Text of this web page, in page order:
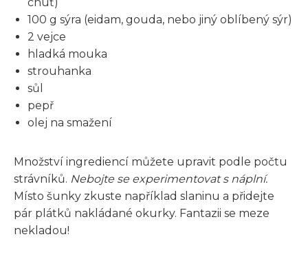
100 g sýra (eidam, gouda, nebo jiný oblíbený sýr)
2 vejce
hladká mouka
strouhanka
sůl
pepř
olej na smažení
Množství ingrediencí můžete upravit podle počtu
strávníků. Nebojte se experimentovat s náplní.
Místo šunky zkuste například slaninu a přidejte
pár plátků nakládané okurky. Fantazii se meze
nekladou!